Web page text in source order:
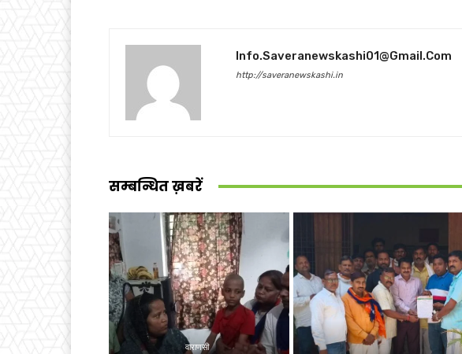
Info.saveranewskashi01@gmail.com
http://saveranewskashi.in
सम्बन्धित ख़बरें
वाराणसी